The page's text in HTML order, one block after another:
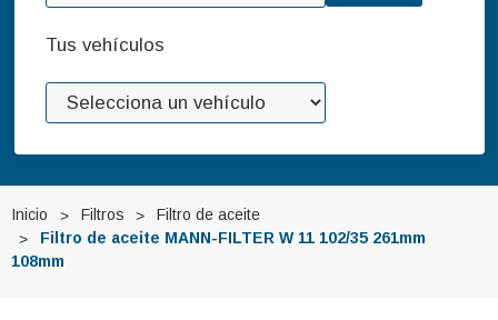
Tus vehículos
Inicio Filtros
Filtro de aceite
Filtro de aceite MANN-FILTER W 11 102/35 261mm
108mm